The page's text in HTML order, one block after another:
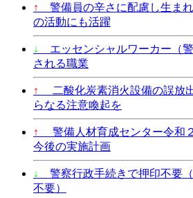
↑
警備員の辛さに配慮し生ま
の活動にも活躍
↓
エッセンシャルワーカー（
される職業
↑
二酸化炭素消火設備の誤放
らなる注意喚起を
↑
警備人材育成センター令和
今後の実施計画
↓
警察行政手続きで押印不要
不要）